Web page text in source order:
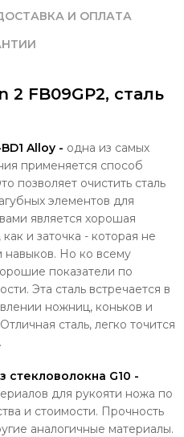
И ОПЛАТА
FB09GP2, сталь
Alloy - одна из самых
применяется способ
позволяет очистить сталь
элементов для
является хорошая
и заточка - которая не
навыков. Но ко всему
показатели по
Эта сталь встречается в
ножниц, коньков и
сталь, легко точится
стекловолокна G10 -
для рукояти ножа по
и стоимости. Прочность
аналогичные материалы.